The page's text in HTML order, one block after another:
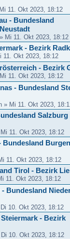
11. Okt 2023, 18:12
- Bundesland
Mi 11. Okt 2023, 18:12
- Bezirk
11. Okt 2023, 18:12
- Bezirk
11. Okt 2023, 18:12
- Bundesland
» Mi 11. Okt 2023,
11. Okt 2023, 18:12
Bundesland
11. Okt 2023, 18:12
Tirol - Bezirk
11. Okt 2023, 18:12
Bundesland
10. Okt 2023, 18:12
- Bezirk
10. Okt 2023, 18:12